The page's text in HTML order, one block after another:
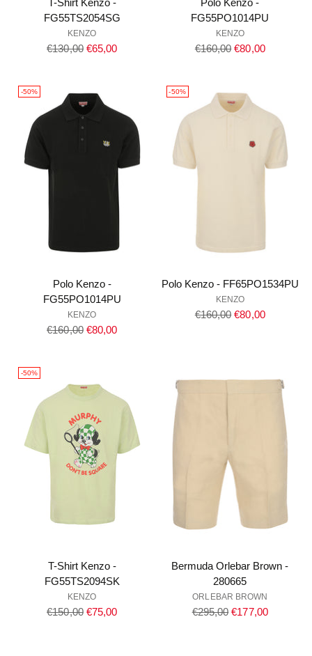
T-Shirt Kenzo -
FG55TS2054SG
KENZO
Prezzo
€130,00 €65,00
Polo Kenzo -
FG55PO1014PU
KENZO
Prezzo
€160,00 €80,00
-50%
Polo Kenzo -
FG55PO1014PU
KENZO
Prezzo
€160,00 €80,00
-50%
Polo Kenzo - FF65PO1534PU
KENZO
Prezzo
€160,00 €80,00
-50%
T-Shirt Kenzo -
FG55TS2094SK
KENZO
Prezzo
€150,00 €75,00
Bermuda Orlebar Brown -
280665
ORLEBAR BROWN
Prezzo
€295,00 €177,00